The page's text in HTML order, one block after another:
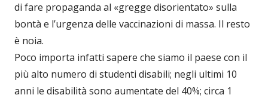
di fare propaganda al «gregge disorientato» sulla
bontà e l’urgenza delle vaccinazioni di massa. Il resto
è noia.
Poco importa infatti sapere che siamo il paese con il
più alto numero di studenti disabili; negli ultimi 10
anni le disabilità sono aumentate del 40%; circa 1